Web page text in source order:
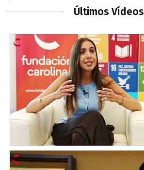
Últimos Vídeos